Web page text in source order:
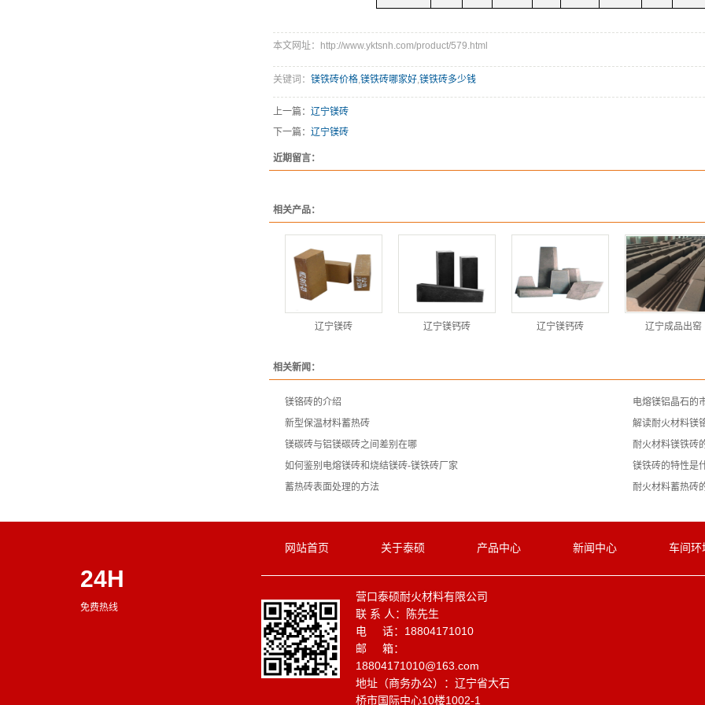
本文网址：http://www.yktsnh.com/product/579.html
关键词： 镁铁砖价格,镁铁砖哪家好,镁铁砖多少钱
上一篇： 辽宁镁砖
下一篇： 辽宁镁砖
近期留言：
相关产品：
辽宁镁砖 辽宁镁钙砖 辽宁镁钙砖 辽宁成品出窑
相关新闻：
镁铬砖的介绍
电熔镁铝晶石的
新型保温材料蓄热砖
解读耐火材料镁
镁碳砖与铝镁碳砖之间差别在哪
耐火材料镁铁砖
如何鉴别电熔镁砖和烧结镁砖-镁铁砖厂家
镁铁砖的特性是
蓄热砖表面处理的方法
耐火材料蓄热砖
24H
免费热线
网站首页 关于泰硕 产品中心 新闻中心 车间环
营口泰硕耐火材料有限公司
联 系 人：陈先生
电 话：18804171010
邮 箱：
18804171010@163.com
地址（商务办公）：辽宁省大石
桥市国际中心10楼1002-1